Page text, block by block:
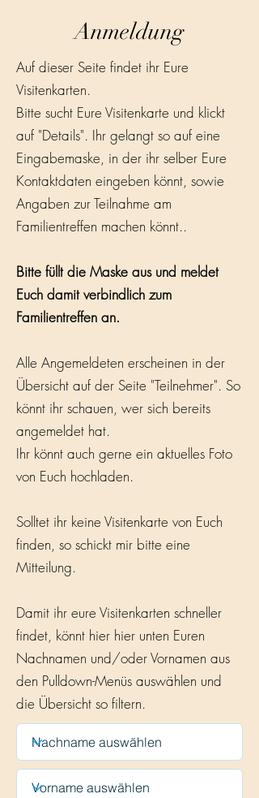
Anmeldung
Auf dieser Seite findet ihr Eure
Visitenkarten.
Bitte sucht Eure Visitenkarte und klickt
auf "Details". Ihr gelangt so auf eine
Eingabemaske, in der ihr selber Eure
Kontaktdaten eingeben könnt, sowie
Angaben zur Teilnahme am
Familientreffen machen könnt..
Bitte füllt die Maske aus und meldet
Euch damit verbindlich zum
Familientreffen an.
Alle Angemeldeten erscheinen in der
Übersicht auf der Seite "Teilnehmer". So
könnt ihr schauen, wer sich bereits
angemeldet hat.
Ihr könnt auch gerne ein aktuelles Foto
von Euch hochladen.
Solltet ihr keine Visitenkarte von Euch
finden, so schickt mir bitte eine
Mitteilung.
Damit ihr eure Visitenkarten schneller
findet, könnt hier hier unten Euren
Nachnamen und/oder Vornamen aus
den Pulldown-Menüs auswählen und
die Übersicht so filtern.